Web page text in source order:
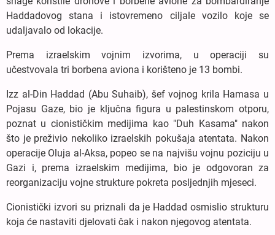
Haddadovog stana i istovremeno ciljale vozilo koje se
udaljavalo od lokacije.
Prema izraelskim vojnim izvorima, u operaciji su
učestvovala tri borbena aviona i korišteno je 13 bombi.
Izz al-Din Haddad (Abu Suhaib), šef vojnog krila Hamasa u
Pojasu Gaze, bio je ključna figura u palestinskom otporu,
poznat u cionističkim medijima kao "Duh Kasama" nakon
što je preživio nekoliko izraelskih pokušaja atentata. Nakon
operacije Oluja al-Aksa, popeo se na najvišu vojnu poziciju u
Gazi i, prema izraelskim medijima, bio je odgovoran za
reorganizaciju vojne strukture pokreta posljednjih mjeseci.
Cionistički izvori su priznali da je Haddad osmislio strukturu
koja će nastaviti djelovati čak i nakon njegovog atentata.